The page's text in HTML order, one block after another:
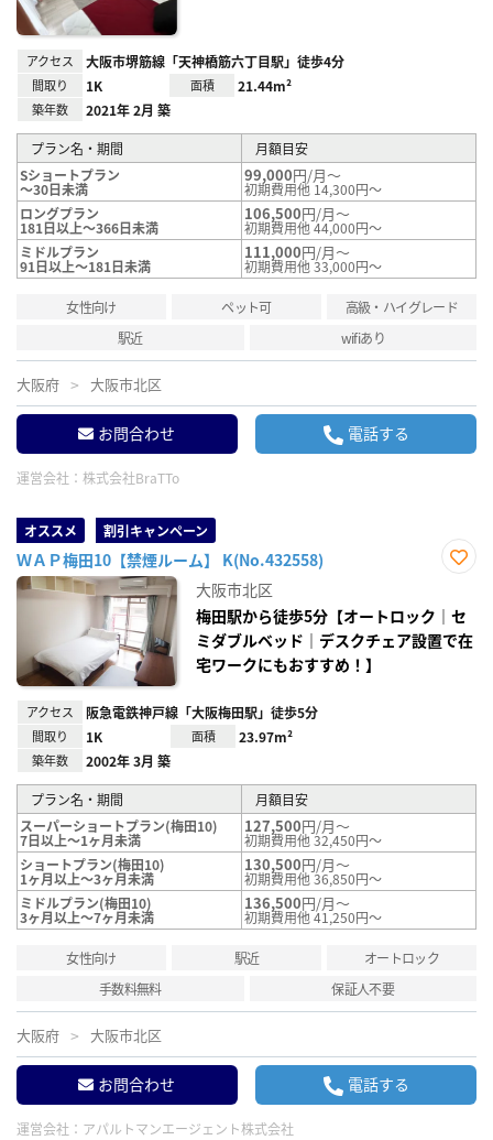
アクセス 大阪市堺筋線「天神橋筋六丁目駅」徒歩4分
間取り 1K 面積 21.44m²
築年数 2021年 2月 築
プラン名・期間
月額目安
Sショートプラン
～30日未満
99,000円/月～
初期費用他 14,300円～
ロングプラン
181日以上～366日未満
106,500円/月～
初期費用他 44,000円～
ミドルプラン
91日以上～181日未満
111,000円/月～
初期費用他 33,000円～
女性向け ペット可
高級・ハイグレード
駅近
wifiあり
大阪府 大阪市北区
お問合わせ 電話する
運営会社： 株式会社BraTTo
オススメ 割引キャンペーン
ＷＡＰ梅田10【禁煙ルーム】 K(No.432558)
り登
録
大阪市北区
梅田駅から徒歩5分【オートロック｜セ
ミダブルベッド｜デスクチェア設置で在
宅ワークにもおすすめ！】
アクセス 阪急電鉄神戸線「大阪梅田駅」徒歩5分
間取り 1K 面積 23.97m²
築年数 2002年 3月 築
プラン名・期間
月額目安
スーパーショートプラン(梅田10)
7日以上～1ヶ月未満
127,500円/月～
初期費用他 32,450円～
ショートプラン(梅田10)
1ヶ月以上～3ヶ月未満
130,500円/月～
初期費用他 36,850円～
ミドルプラン(梅田10)
3ヶ月以上～7ヶ月未満
136,500円/月～
初期費用他 41,250円～
女性向け 駅近
オートロック
手数料無料
保証人不要
大阪府 大阪市北区
お問合わせ 電話する
運営会社： アパルトマンエージェント株式会社